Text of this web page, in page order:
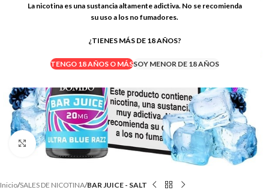
La nicotina es una sustancia altamente adictiva. No se recomienda
su uso a los no fumadores.
¿TIENES MÁS DE 18 AÑOS?
TENGO 18 AÑOS O MÁSSOY MENOR DE 18 AÑOS
Clic para ampliar
Inicio SALES DE NICOTINA BAR JUICE - SALT